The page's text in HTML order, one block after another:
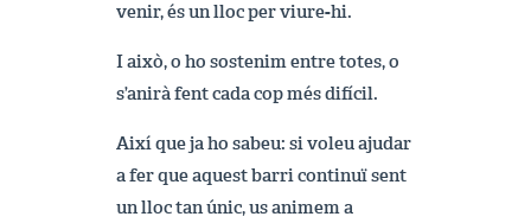
venir, és un lloc per viure-hi.
I això, o ho sostenim entre totes, o
s’anirà fent cada cop més difícil.
Així que ja ho sabeu: si voleu ajudar
a fer que aquest barri continuï sent
un lloc tan únic, us animem a